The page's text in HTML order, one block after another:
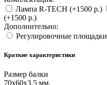
Лампа R-TECH (+1500 р.)
(+1500 р.)
Дополнительно:
Регулировочные площадки
Краткие характеристики
Размер балки
70х60х3.5 мм.